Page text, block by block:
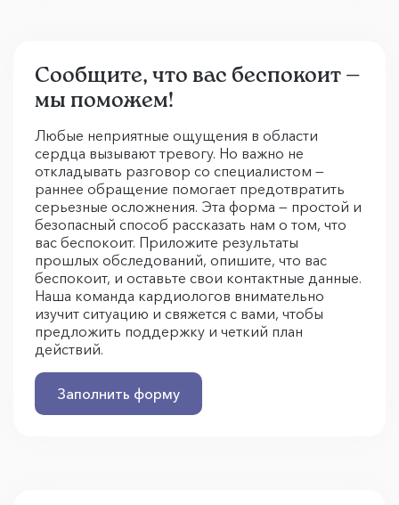
Сообщите, что вас беспокоит —
мы поможем!
Любые неприятные ощущения в области
сердца вызывают тревогу. Но важно не
откладывать разговор со специалистом —
раннее обращение помогает предотвратить
серьезные осложнения. Эта форма — простой и
безопасный способ рассказать нам о том, что
вас беспокоит. Приложите результаты
прошлых обследований, опишите, что вас
беспокоит, и оставьте свои контактные данные.
Наша команда кардиологов внимательно
изучит ситуацию и свяжется с вами, чтобы
предложить поддержку и четкий план
действий.
Заполнить форму